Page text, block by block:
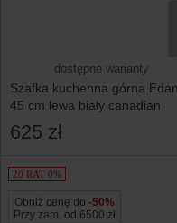
dostępne warianty
Szafka kuchenna górna Edan
45 cm lewa biały canadian
625 zł
20 RAT 0%
Obniż cenę do -50%
Przy zam. od 6500 zł